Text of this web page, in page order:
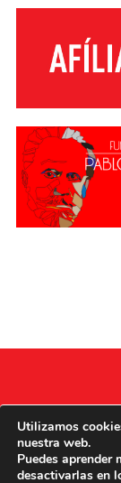
Utilizamos
nuestra web.
Puedes aprender
desactivarlas en